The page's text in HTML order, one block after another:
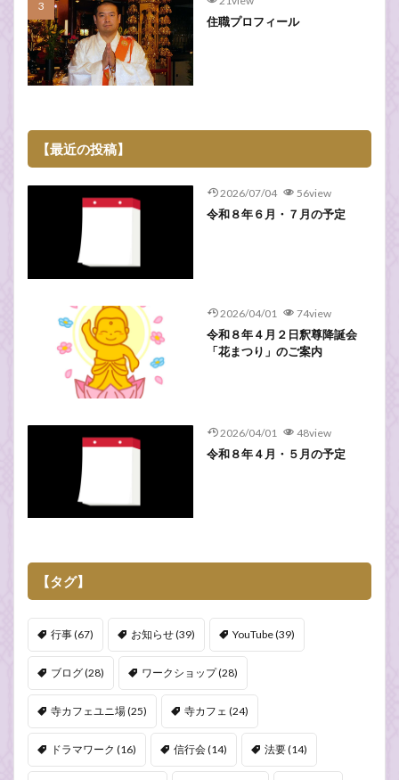
住職プロフィール
【最近の投稿】
2026/07/04 56view
令和８年６月・７月の予定
2026/04/01 74view
令和８年４月２日釈尊降誕会
「花まつり」のご案内
2026/04/01 48view
令和８年４月・５月の予定
【タグ】
行事(67) お知らせ(39) YouTube(39)
ブログ(28) ワークショップ(28)
寺カフェユニ場(25) 寺カフェ (24)
ドラマワーク (16) 信行会(14) 法要(14)